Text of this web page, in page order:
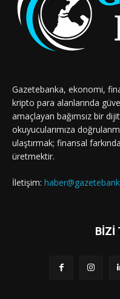
Gazetebanka, ekonomi,
kripto para alanlarında
amaçlayan bağımsız bir
okuyucularımıza
ulaştırmak; finansal
üretmektir.
İletişim:
BİZİ